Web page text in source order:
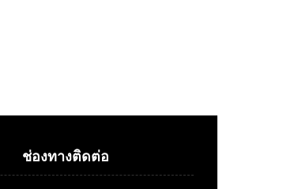
ช่องทางติดต่อ